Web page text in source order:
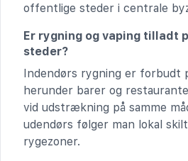
offentlige steder i centrale
Er rygning og vaping tilladt
steder?
Indendørs rygning er forbudt
herunder barer og
vid udstrækning på samme
udendørs følger man lokal
rygezoner.